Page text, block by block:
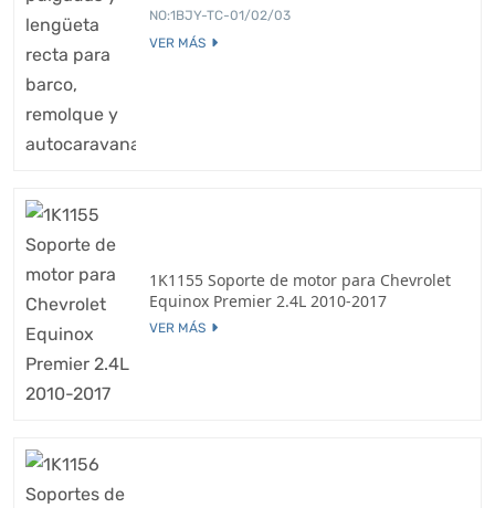
NO:1BJY-TC-01/02/03
VER MÁS
1K1155 Soporte de motor para Chevrolet
Equinox Premier 2.4L 2010-2017
VER MÁS